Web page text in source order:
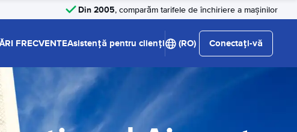
Din 2005, comparăm tarifele de închiriere a mașinilor
FRECVENTEAsistență pentru clienți (RO) Conectați-vă